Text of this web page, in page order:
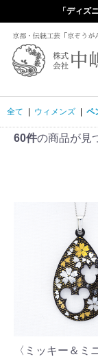
「ディズ
京都・伝統工芸「京ぞうが
全て ウィメンズ ペ
60件の商品が見
〈ミッキー＆ミ